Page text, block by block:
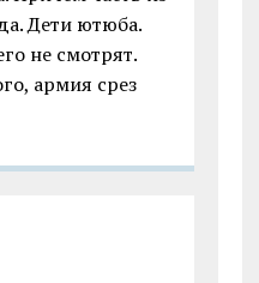
Дети ютюба.
не смотрят.
армия срез